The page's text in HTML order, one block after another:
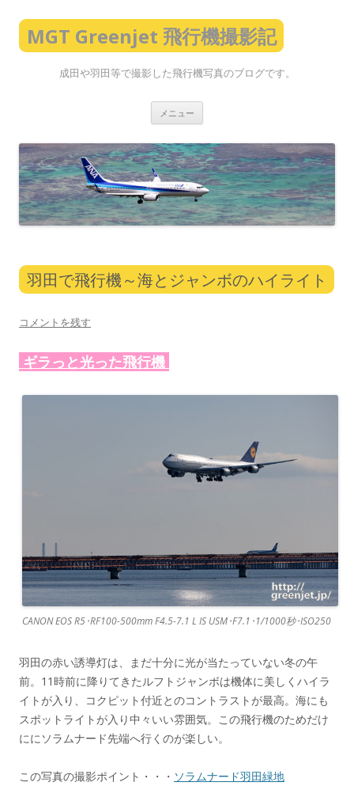
MGT Greenjet 飛行機撮影記
成田や羽田等で撮影した飛行機写真のブログです。
メニュー
ン
ツ
へ
ス
キ
ッ
プ
羽田で飛行機～海とジャンボのハイライト
コメントを残す
ギラっと光った飛行機
CANON EOS R5･RF100-500mm F4.5-7.1 L IS USM･F7.1･1/1000秒･ISO250
羽田の赤い誘導灯は、まだ十分に光が当たっていない冬の午
前。11時前に降りてきたルフトジャンボは機体に美しくハイラ
イトが入り、コクピット付近とのコントラストが最高。海にも
スポットライトが入り中々いい雰囲気。この飛行機のためだけ
ににソラムナード先端へ行くのが楽しい。
この写真の撮影ポイント・・・ ソラムナード羽田緑地